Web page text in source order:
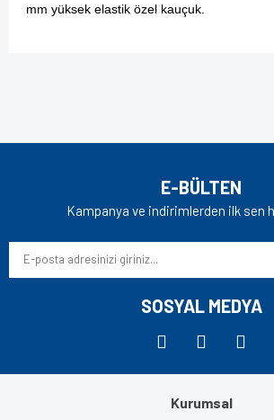
mm yüksek elastik özel kauçuk.
Ürün resmi kalitesiz, bozuk veya
Ürün açıklamasında eksik bilgiler
Ürün fiyatı diğer sitelerden daha pahalı.
E-BÜLTEN
Kampanya ve indirimlerden ilk sen
SOSYAL MEDYA
Kurumsal